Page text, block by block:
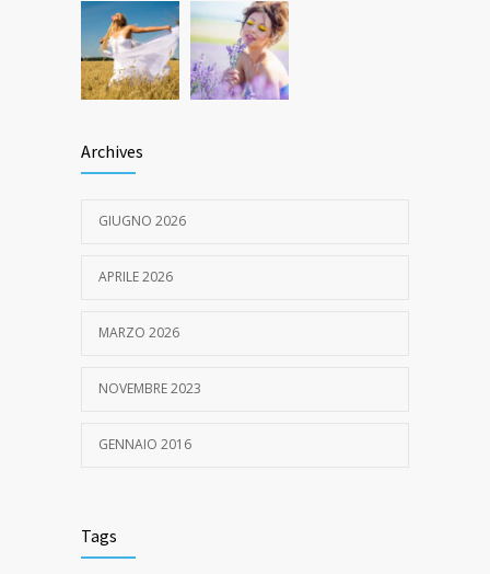
Archives
GIUGNO 2026
APRILE 2026
MARZO 2026
NOVEMBRE 2023
GENNAIO 2016
Tags